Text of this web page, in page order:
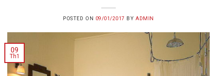
POSTED ON 09/01/2017 BY ADMIN
09
Th1